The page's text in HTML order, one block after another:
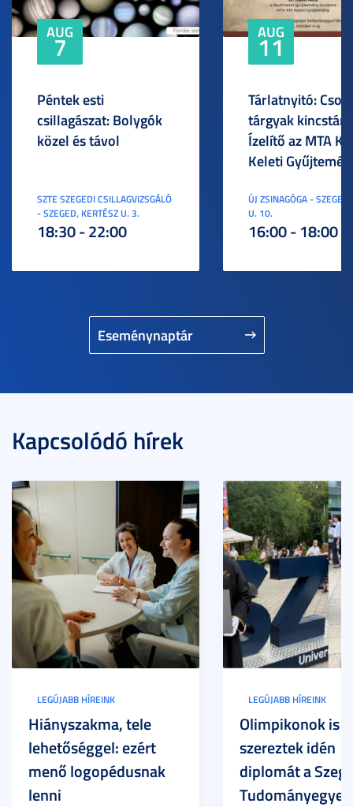
Eseménynaptár
AUG
7
Péntek esti
csillagászat: Bolygók
közel és távol
SZTE SZEGEDI CSILLAGVIZSGÁLÓ
- SZEGED, KERTÉSZ U. 3.
18:30 - 22:00
AUG
11
Tárlatnyitó:
tárgyak
Ízelítő az MTA
Keleti
ÚJ ZSINAGÓGA -
U. 10.
16:00 - 18:00
Kapcsolódó hírek
LEGÚJABB HÍREINK
Hiányszakma, tele
lehetőséggel: ezért
menő logopédusnak
lenni
LEGÚJABB HÍREINK
Olimpikonok is
szereztek idén
diplomát a